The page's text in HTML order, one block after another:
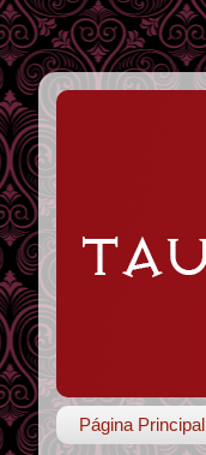
Página Principal